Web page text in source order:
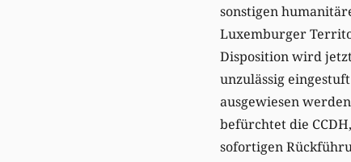
sonstigen
Luxemburger
Disposition wird
unzulässig
ausgewiesen
befürchtet die
sofortigen